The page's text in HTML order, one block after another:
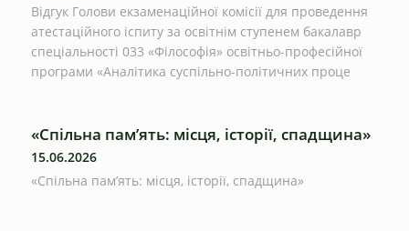
Відгук Голови екзаменаційної комісії для проведення
атестаційного іспиту за освітнім ступенем бакалавр
спеціальності 033 «Філософія» освітньо-професійної
програми «Аналітика суспільно-політичних проце
«Спільна пам’ять: місця, історії, спадщина»
15.06.2026
«Спільна пам’ять: місця, історії, спадщина»